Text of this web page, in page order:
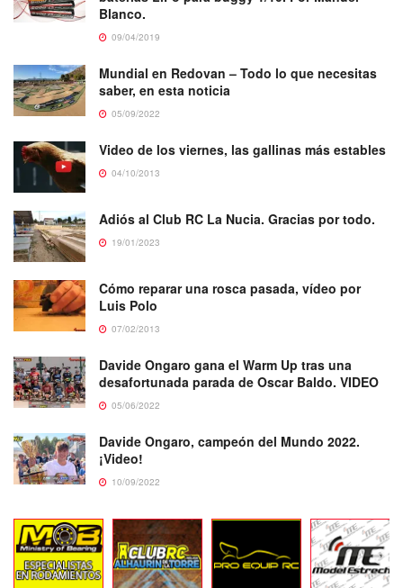
Blanco.
09/04/2019
Mundial en Redovan – Todo lo que necesitas
saber, en esta noticia
05/09/2022
Video de los viernes, las gallinas más estables
04/10/2013
Adiós al Club RC La Nucia. Gracias por todo.
19/01/2023
Cómo reparar una rosca pasada, vídeo por
Luis Polo
07/02/2013
Davide Ongaro gana el Warm Up tras una
desafortunada parada de Oscar Baldo. VIDEO
05/06/2022
Davide Ongaro, campeón del Mundo 2022.
¡Video!
10/09/2022